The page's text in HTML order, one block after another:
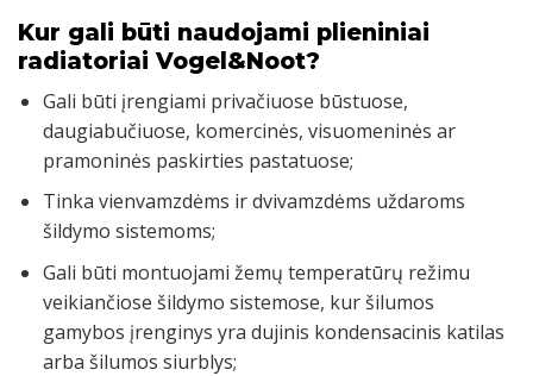
Kur gali būti naudojami plieniniai
radiatoriai Vogel&Noot?
Gali būti įrengiami privačiuose būstuose,
daugiabučiuose, komercinės, visuomeninės ar
pramoninės paskirties pastatuose;
Tinka vienvamzdėms ir dvivamzdėms uždaroms
šildymo sistemoms;
Gali būti montuojami žemų temperatūrų režimu
veikiančiose šildymo sistemose, kur šilumos
gamybos įrenginys yra dujinis kondensacinis katilas
arba šilumos siurblys;